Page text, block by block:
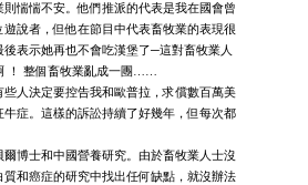
惴惴不安。他們推派的代表是我在國會曾
說者，但他在節目中代表畜牧業的表現很
表示她再也不會吃漢堡了─這對畜牧業人
！ 整個畜牧業亂成一團……
人決定要控告我和歐普拉，求償數百萬美
症。這樣的訴訟持續了好幾年，但每次都
博士和中國營養研究。由於畜牧業人士沒
和癌症的研究中找出任何缺點，就沒辦法